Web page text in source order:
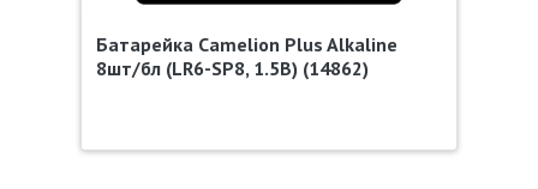
Батарейка Camelion Plus Alkaline
8шт/бл (LR6-SP8, 1.5В) (14862)